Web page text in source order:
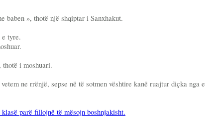
baben », thotë një shqiptar i Sanxhakut.
e tyre.
thotë i moshuari.
ne rrënjë, sepse në të sotmen vështire kanë ruajtur diçka nga e
parë fillojnë të mësojn boshnjakisht.